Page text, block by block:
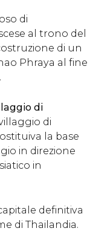
di
al trono del
di un
Phraya al fine
di
di
la base
in direzione
in
definitiva
di Thailandia.